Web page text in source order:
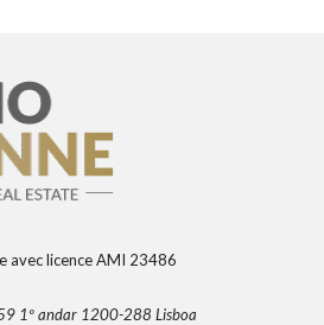
avec licence AMI 23486
1º andar 1200-288 Lisboa